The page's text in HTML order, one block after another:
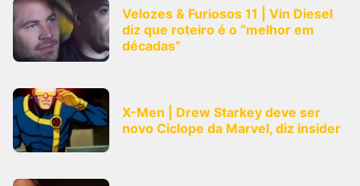
Velozes & Furiosos 11 | Vin Diesel
diz que roteiro é o “melhor em
décadas”
X-Men | Drew Starkey deve ser
novo Ciclope da Marvel, diz insider